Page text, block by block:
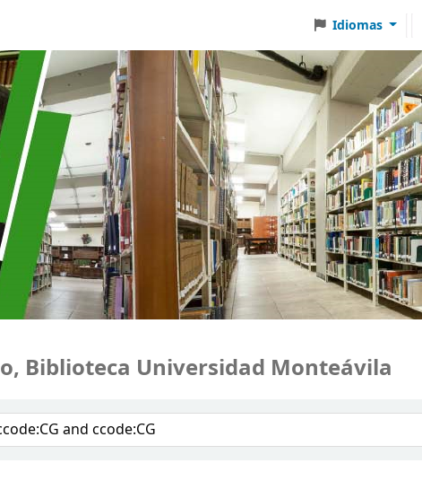
Idiomas
Universidad Monteávila